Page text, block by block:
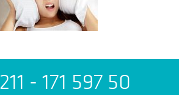
- 171 597 50